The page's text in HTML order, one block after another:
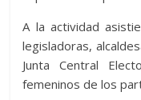
A la actividad
legisladoras,
Junta Central
femeninos de los